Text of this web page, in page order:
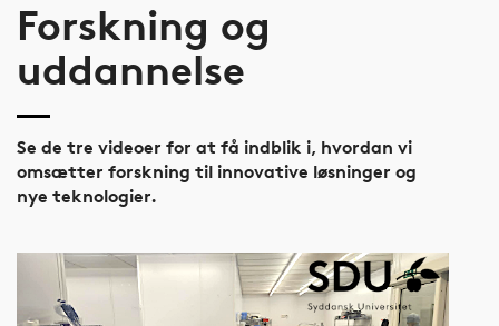
Forskning og
uddannelse
Se de tre videoer for at få indblik i, hvordan vi
omsætter forskning til innovative løsninger og
nye teknologier.